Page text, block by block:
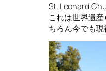
St. Leonard
これは世界遺
ちろん今でも現